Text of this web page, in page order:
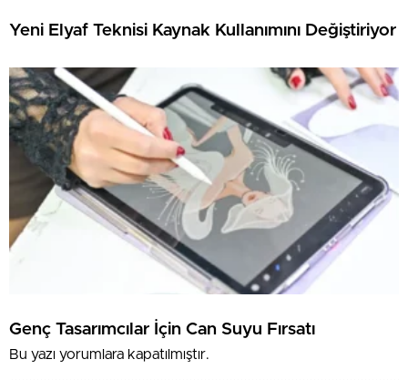
Yeni Elyaf Teknisi Kaynak Kullanımını Değiştiriyor
Genç Tasarımcılar İçin Can Suyu Fırsatı
Bu yazı yorumlara kapatılmıştır.